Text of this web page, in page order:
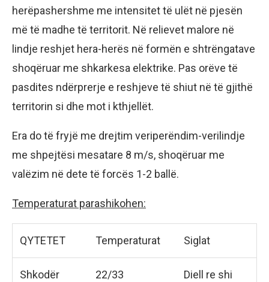
herëpashershme me intensitet të ulët në pjesën
më të madhe të territorit. Në relievet malore në
lindje reshjet hera-herës në formën e shtrëngatave
shoqëruar me shkarkesa elektrike. Pas orëve të
pasdites ndërprerje e reshjeve të shiut në të gjithë
territorin si dhe mot i kthjellët.
Era do të fryjë me drejtim veriperëndim-verilindje
me shpejtësi mesatare 8 m/s, shoqëruar me
valëzim në dete të forcës 1-2 ballë.
Temperaturat parashikohen:
QYTETET Temperaturat Siglat
Shkodër 22/33 Diell re shi